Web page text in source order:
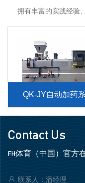
拥有丰富的实践经验
QK-JY自动加药
Contact Us
FH体育（中国）官方
联系人：潘经理